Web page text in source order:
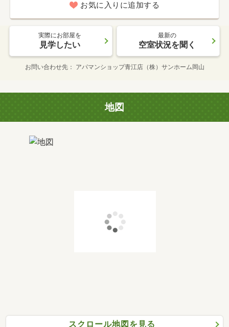
お気に入りに追加する
実際にお部屋を
見学したい
最新の
空室状況を聞く
お問い合わせ先 アパマンショップ青江店（株）サンホーム岡山
地図
スクロール地図を見る